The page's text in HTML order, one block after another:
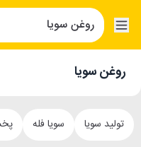
روغن سویا
تولید سویا سویا فله